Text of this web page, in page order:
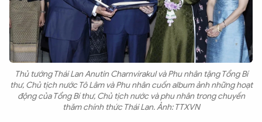
Thủ tướng Thái Lan Anutin Charnvirakul và Phu nhân tặng Tổng Bí
thư, Chủ tịch nước Tô Lâm và Phu nhân cuốn album ảnh những hoạt
động của Tổng Bí thư, Chủ tịch nước và phu nhân trong chuyến
thăm chính thức Thái Lan. Ảnh: TTXVN